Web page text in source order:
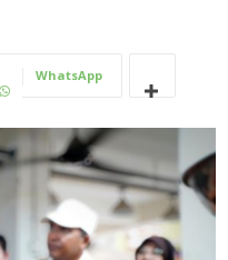
WhatsApp